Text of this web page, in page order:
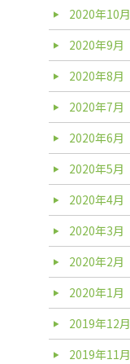
2020年10月
2020年9月
2020年8月
2020年7月
2020年6月
2020年5月
2020年4月
2020年3月
2020年2月
2020年1月
2019年12月
2019年11月